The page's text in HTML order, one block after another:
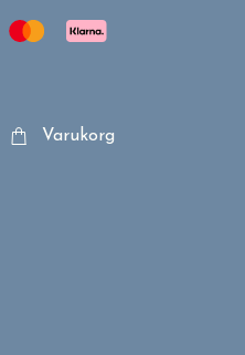
Varukorg